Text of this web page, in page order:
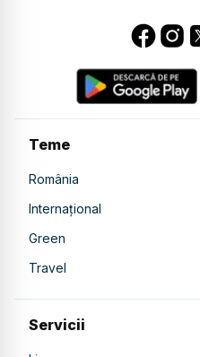
Teme
România
Internațional
Green
Travel
Servicii